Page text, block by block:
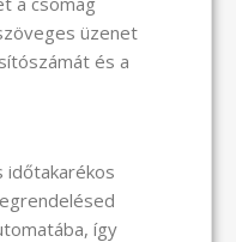
üzenet
és a
időtakarékos
így